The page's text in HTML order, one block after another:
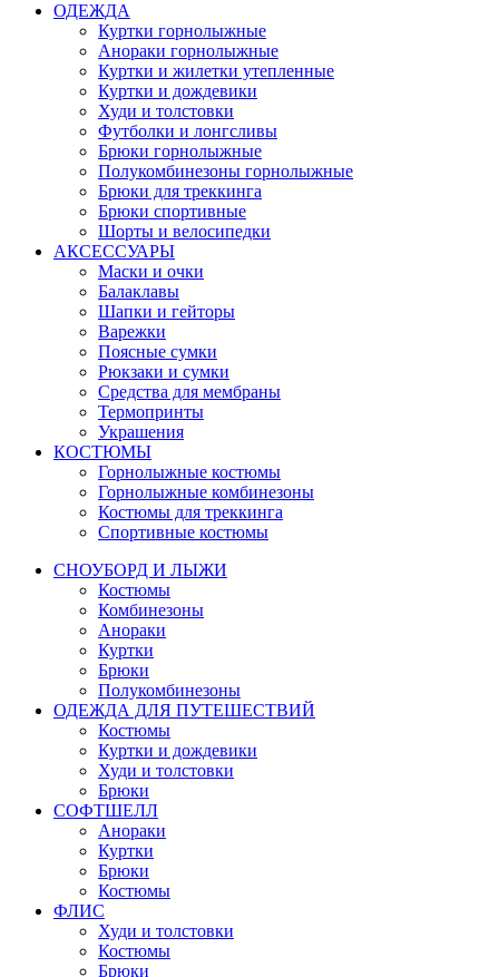
ОДЕЖДА
Куртки горнолыжные
Анораки горнолыжные
Куртки и жилетки утепленные
Куртки и дождевики
Худи и толстовки
Футболки и лонгсливы
Брюки горнолыжные
Полукомбинезоны горнолыжные
Брюки для треккинга
Брюки спортивные
Шорты и велосипедки
АКСЕССУАРЫ
Маски и очки
Балаклавы
Шапки и гейторы
Варежки
Поясные сумки
Рюкзаки и сумки
Средства для мембраны
Термопринты
Украшения
КОСТЮМЫ
Горнолыжные костюмы
Горнолыжные комбинезоны
Костюмы для треккинга
Спортивные костюмы
СНОУБОРД И ЛЫЖИ
Костюмы
Комбинезоны
Анораки
Куртки
Брюки
Полукомбинезоны
ОДЕЖДА ДЛЯ ПУТЕШЕСТВИЙ
Костюмы
Куртки и дождевики
Худи и толстовки
Брюки
СОФТШЕЛЛ
Анораки
Куртки
Брюки
Костюмы
ФЛИС
Худи и толстовки
Костюмы
Брюки